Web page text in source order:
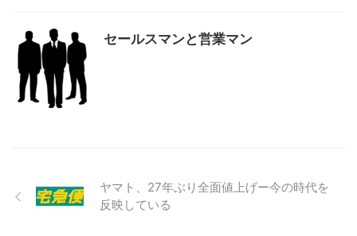
セールスマンと営業マン
ヤマト、27年ぶり全面値上げー今の時代を
反映している